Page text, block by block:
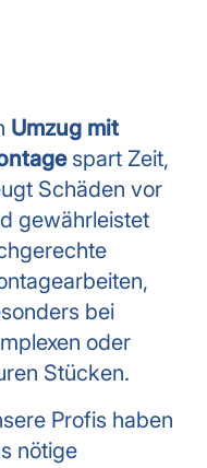
Umzug mit
spart Zeit,
Schäden vor
gewährleistet
bei
oder
Stücken.
Profis haben
nötige